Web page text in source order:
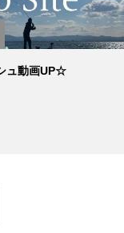
ュ動画UP☆